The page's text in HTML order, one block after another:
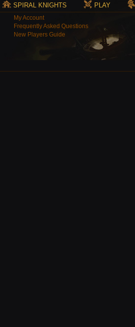
SPIRAL KNIGHTS PLAY
My Account
Frequently Asked Questions
New Players Guide